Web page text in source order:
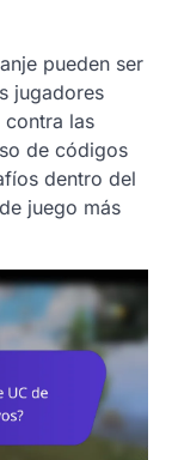
pueden ser
jugadores
contra las
de códigos
dentro del
juego más